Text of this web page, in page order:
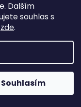
Dalším
souhlas s
zde.
Souhlasím